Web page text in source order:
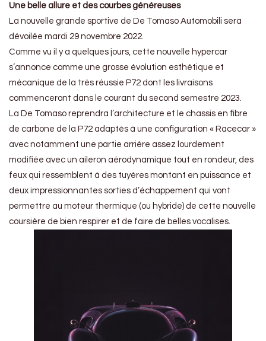
Une belle allure et des courbes généreuses
La nouvelle grande sportive de De Tomaso Automobili sera
dévoilée mardi 29 novembre 2022.
Comme vu il y a quelques jours, cette nouvelle hypercar
s’annonce comme une grosse évolution esthétique et
mécanique de la très réussie P72 dont les livraisons
commenceront dans le courant du second semestre 2023.
La De Tomaso reprendra l’architecture et le chassis en fibre
de carbone de la P72 adaptés à une configuration « Racecar »
avec notamment une partie arrière assez lourdement
modifiée avec un aileron aérodynamique tout en rondeur, des
feux qui ressemblent à des tuyères montant en puissance et
deux impressionnantes sorties d’échappement qui vont
permettre au moteur thermique (ou hybride) de cette nouvelle
coursière de bien respirer et de faire de belles vocalises.